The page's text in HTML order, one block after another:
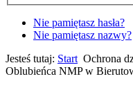
Nie pamiętasz hasła?
Nie pamiętasz nazwy?
Jesteś tutaj: Start Ochrona
Oblubieńca NMP w